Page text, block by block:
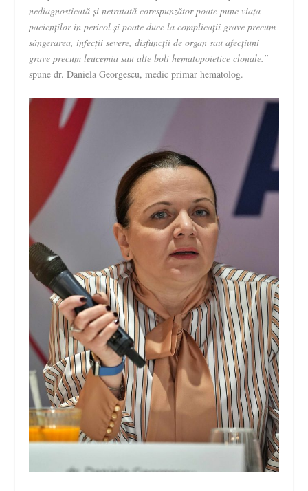
nediagnosticată și netratată corespunzător poate pune viața
pacienților în pericol și poate duce la complicații grave precum
sângerarea, infecții severe, disfuncții de organ sau afecțiuni
grave precum leucemia sau alte boli hematopoietice clonale.”
spune dr. Daniela Georgescu, medic primar hematolog.